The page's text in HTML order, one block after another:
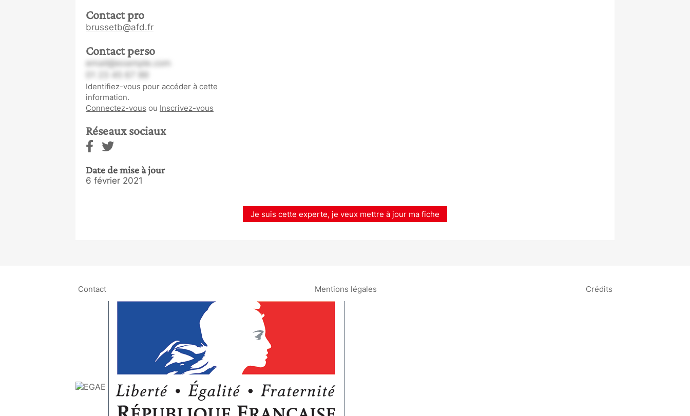
Contact pro
brussetb@afd.fr
Contact perso
email@example.com
Identifiez-vous pour accéder à cette
information.
Connectez-vous ou Inscrivez-vous
Réseaux sociaux
Date de mise à jour
6 février 2021
Je suis cette experte, je veux mettre à jour ma fiche
Contact Mentions légales Crédits